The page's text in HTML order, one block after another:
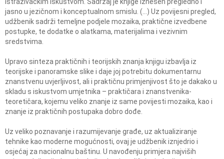
jasno u jezičnom i konceptualnom smislu. (…) Uz povijesni pregled,
udžbenik sadrži temeljne podjele mozaika, praktične izvedbene
postupke, te dodatke o alatkama, materijalima i vezivnim
sredstvima.
Upravo sinteza praktičnih i teorijskih znanja knjigu izbavlja iz
teorijske i panoramske slike i daje joj potrebitu dokumentarnu
znanstvenu uvjerljivost, ali i praktičnu primjenjivost što je dakako u
skladu s iskustvom umjetnika – praktičara i znanstvenika-
teoretičara, kojemu veliko znanje iz same povijesti mozaika, kao i
znanje iz praktičnih postupaka dobro dođe.
Uz veliko poznavanje i razumijevanje građe, uz aktualiziranje
tehnike kao moderne mogućnosti, ovaj je udžbenik iznjedrio i
osjećaj za nacionalnu baštinu. U navođenju primjera najviših